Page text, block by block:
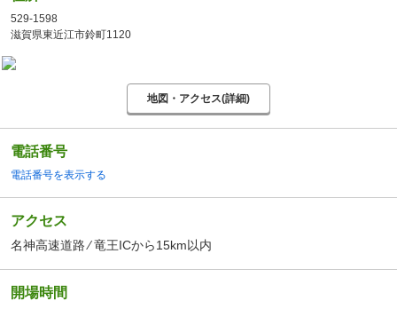
529-1598
滋賀県東近江市鈴町1120
地図・アクセス(詳細)
電話番号
電話番号を表示する
アクセス
名神高速道路 ⁄ 竜王ICから15km以内
開場時間